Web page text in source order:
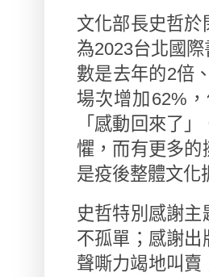
文化部長史哲
為2023台北國
數是去年的2倍
場次增加 62%
「感動回來了
懼，而有更多的
是疫後整體文化
史哲特別感謝
不孤單；感謝
聲嘶力竭地叫賣